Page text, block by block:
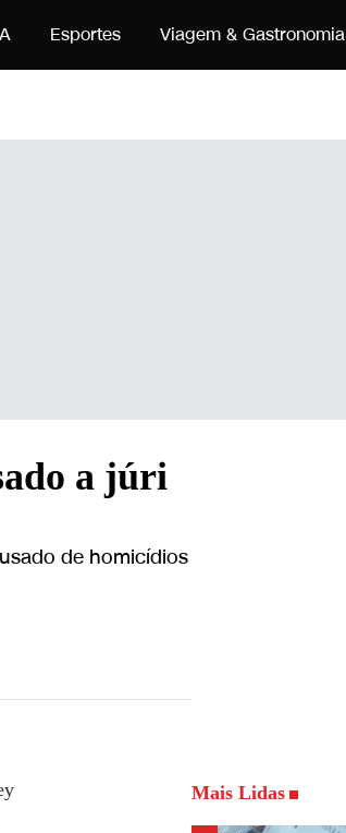
Esportes Viagem & Gastronomia
a júri
de homicídios
Mais Lidas